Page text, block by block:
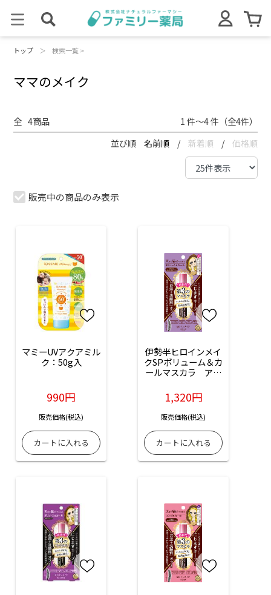
トップ ＞ 検索一覧 >
ママのメイク
全 4商品 1 件～4 件（全4件）
並び順 名前順 / 新着順 / 価格順
販売中の商品のみ表示
マミーUVアクアミル
ク：50g入
990円
販売価格(税込)
伊勢半ヒロインメイ
クSPボリューム＆カ
ールマスカラ　アド
ラウン：1本入
1,320円
販売価格(税込)